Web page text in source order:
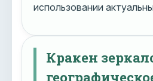
использовании
Кракен